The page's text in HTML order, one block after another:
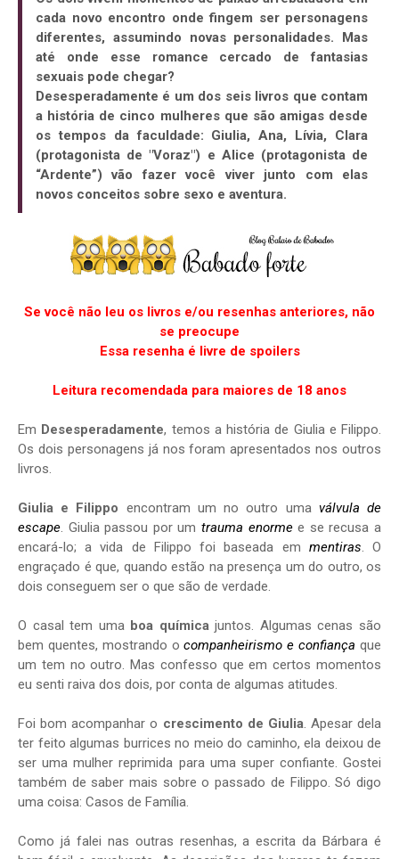
cada novo encontro onde fingem ser personagens
diferentes, assumindo novas personalidades. Mas
até onde esse romance cercado de fantasias
sexuais pode chegar?
Desesperadamente é um dos seis livros que contam
a história de cinco mulheres que são amigas desde
os tempos da faculdade: Giulia, Ana, Lívia, Clara
(protagonista de "Voraz") e Alice (protagonista de
“Ardente”) vão fazer você viver junto com elas
novos conceitos sobre sexo e aventura.
Se você não leu os livros e/ou resenhas anteriores, não
se preocupe
Essa resenha é livre de spoilers
Leitura recomendada para maiores de 18 anos
Em Desesperadamente, temos a história de Giulia e Filippo.
Os dois personagens já nos foram apresentados nos outros
livros.
Giulia e Filippo encontram um no outro uma válvula de
escape. Giulia passou por um trauma enormee se recusa a
encará-lo; a vida de Filippo foi baseada em mentiras. O
engraçado é que, quando estão na presença um do outro, os
dois conseguem ser o que são de verdade.
O casal tem uma boa químicajuntos. Algumas cenas são
bem quentes, mostrando ocompanheirismo e confiança que
um tem no outro. Mas confesso que em certos momentos
eu senti raiva dos dois, por conta de algumas atitudes.
Foi bom acompanhar o crescimento de Giulia. Apesar dela
ter feito algumas burrices no meio do caminho, ela deixou de
ser uma mulher reprimida para uma super confiante. Gostei
também de saber mais sobre o passado de Filippo. Só digo
uma coisa: Casos de Família.
Como já falei nas outras resenhas, a escrita da Bárbara é